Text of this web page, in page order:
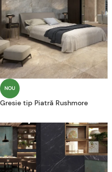
NOU
Gresie tip Piatră Rushmore